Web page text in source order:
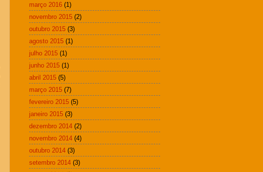
março 2016 (1)
novembro 2015 (2)
outubro 2015 (3)
agosto 2015 (1)
julho 2015 (1)
junho 2015 (1)
abril 2015 (5)
março 2015 (7)
fevereiro 2015 (5)
janeiro 2015 (3)
dezembro 2014 (2)
novembro 2014 (4)
outubro 2014 (3)
setembro 2014 (3)